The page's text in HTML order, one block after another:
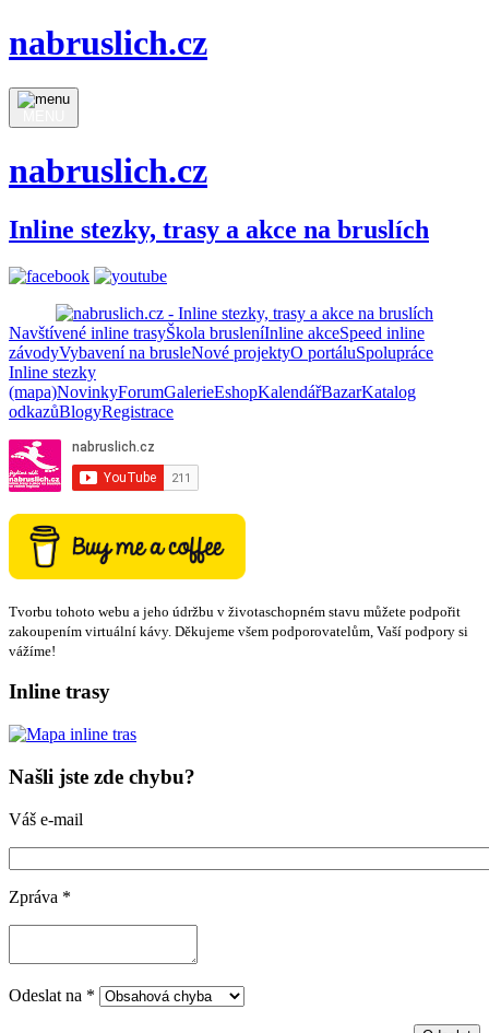
nabruslich.cz
nabruslich.cz
Inline stezky, trasy a akce na bruslích
Navštívené inline trasyŠkola brusleníInline akceSpeed inline
závodyVybavení na brusleNové projektyO portáluSpolupráce
Inline stezky
(mapa)NovinkyForumGalerieEshopKalendářBazarKatalog
odkazůBlogyRegistrace
Tvorbu tohoto webu a jeho údržbu v životaschopném stavu můžete podpořit
zakoupením virtuální kávy. Děkujeme všem podporovatelům, Vaší podpory si
vážíme!
Inline trasy
Našli jste zde chybu?
Váš e-mail
Zpráva *
Odeslat na *